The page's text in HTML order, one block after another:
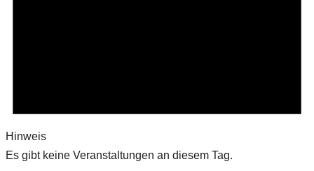
Hinweis
Es gibt keine Veranstaltungen an diesem Tag.